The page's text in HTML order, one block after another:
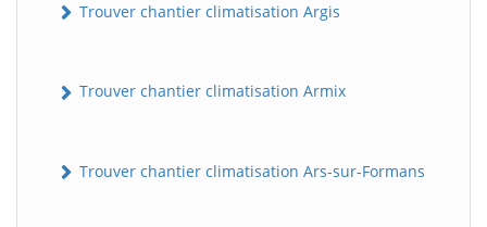
Trouver chantier climatisation Argis
Trouver chantier climatisation Armix
Trouver chantier climatisation Ars-sur-Formans